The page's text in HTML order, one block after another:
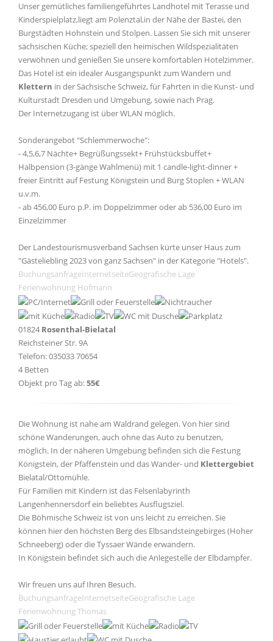
Unser gemütliches familiengeführtes Landhotel mit Terasse und
Kinderspielplatz,liegt am Polenztal,in der Nähe der Bastei, den
Burgstädten Hohnstein und Stolpen. Lassen Sie sich mit unserer
sächsischen Küche; speziell den heimischen Wildspezialitäten
verwöhnen und genießen Sie unsere komfortablen Hotelzimmer.
Das Hotel ist ein idealer Ausgangspunkt zum Wandern und
Klettern in der Sächsische Schweiz, für Fahrten in die Kunst- und
Kulturstadt Dresden und Umgebung, sowie nach Prag.
Der Internetzugang ist über WLAN möglich.
Sonderangebot "Schlemmerwoche":
- 4,5,6,7 Nächte+ Begrüßungssekt+ Frühstücksbuffet+
Halbpension (3-gänge Wahlmenü) mit 1 candle-light-dinner +
freier Eintritt auf Festung Königstein und Burg Stoplen + WLAN
u.v.m.
- ab 456,00 Euro p.P. im Doppelzimmer oder ab 536,00 Euro im
Einzelzimmer
Der Landestourismusverband Sachsen kürte unser Haus zum
"Gästeliebling 2023 von ganz Sachsen" in der Kategorie "Hotels".
BuchungsanfrageInternetseiteGeografische Lage
Ferienwohnung Hofmann
01824 Rosenthal-Bielatal
Reichsteiner Str. 9A
Telefon: 035033 70654
4 Betten
Objekt pro Tag ab:55€
Die Wohnung ist nahe am Waldrand gelegen. Von hier sind
schöne Wanderungen, auch ohne das Auto zu benutzen,
möglich. In der näheren Umgebung befinden sich die Festung
Königstein, der Pfaffenstein und das Wander- und Klettergebiet
Bielatal/Ottomühle.
Für Familien mit Kindern ist das Felsenlabyrinth
Langenhennersdorf ein beliebtes Ausflugsziel.
Die Böhmische Schweiz ist von uns leicht zu erreichen. Sie
können hier den höchsten Berg des Elbsandsteingebirges (Hoher
Schneeberg) oder die Tyssaer Wände erwandern.
In Königstein befindet sich auch die Anlegestelle der Elbdampfer.
Wir freuen uns auf Ihren Besuch.
BuchungsanfrageInternetseiteGeografische Lage
Ferienwohnung Thomas